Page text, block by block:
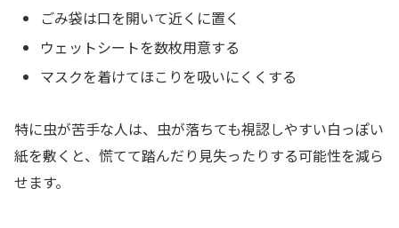
ごみ袋は口を開いて近くに置く
ウェットシートを数枚用意する
マスクを着けてほこりを吸いにくくする
特に虫が苦手な人は、虫が落ちても視認しやすい白っぽい
紙を敷くと、慌てて踏んだり見失ったりする可能性を減ら
せます。